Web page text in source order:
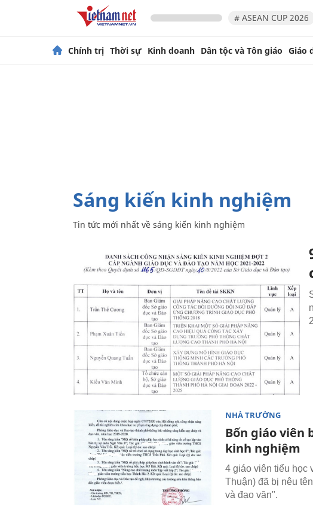
# ASEAN CUP 2026
Chính trị Thời sự Kinh doanh Dân tộc và Tôn giáo Giáo
sáng kiến kinh nghiệm
Tin tức mới nhất về sáng kiến kinh nghiệm
NHÀ TRƯỜNG
Bốn giáo viên
kinh nghiệm
4 giáo viên tiểu học
Thuận) đã bị nêu
và đạo văn".